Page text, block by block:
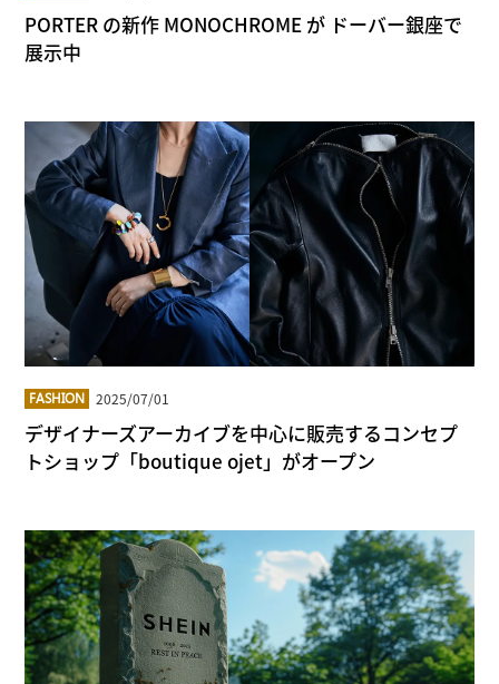
PORTER の新作 MONOCHROME が ドーバー銀座で
展示中
FASHION 2025/07/01
デザイナーズアーカイブを中心に販売するコンセプ
トショップ「boutique ojet」がオープン